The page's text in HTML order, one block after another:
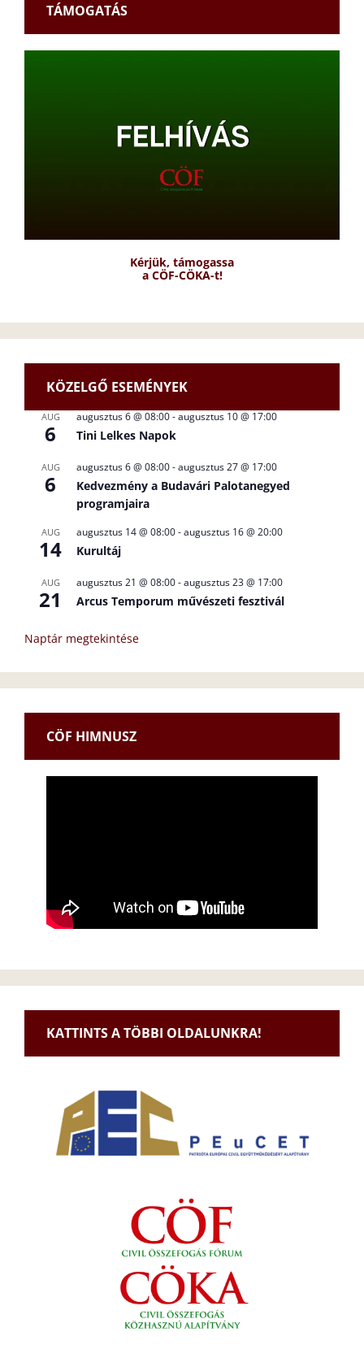
TÁMOGATÁS
Kérjük, támogassa
a CÖF-CÖKA-t!
KÖZELGŐ ESEMÉNYEK
AUG
6
augusztus 6 @ 08:00-augusztus 10 @ 17:00
Tini Lelkes Napok
AUG
6
augusztus 6 @ 08:00-augusztus 27 @ 17:00
Kedvezmény a Budavári Palotanegyed
programjaira
AUG
14
augusztus 14 @ 08:00-augusztus 16 @ 20:00
Kurultáj
AUG
21
augusztus 21 @ 08:00-augusztus 23 @ 17:00
Arcus Temporum művészeti fesztivál
Naptár megtekintése
CÖF HIMNUSZ
KATTINTS A TÖBBI OLDALUNKRA!